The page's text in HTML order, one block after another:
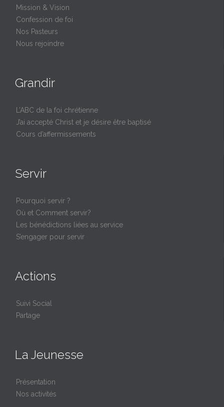
Mission & Vision
Confession de foi
Nos Pasteurs
Nous rejoindre
Grandir
L’ABC de la foi chrétienne
J’ai accepté Christ et je désire être baptisé
Cours d’affermissements
Servir
Pourquoi servir ?
Où et Comment servir?
Les bénédictions liées au service
S’engager pour servir
Actions
Suivi Social
Partage
La Jeunesse
Présentation
Nos activités